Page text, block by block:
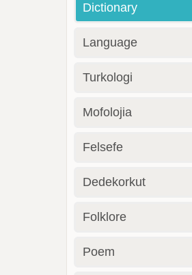
Dictionary
Language
Turkologi
Mofolojia
Felsefe
Dedekorkut
Folklore
Poem